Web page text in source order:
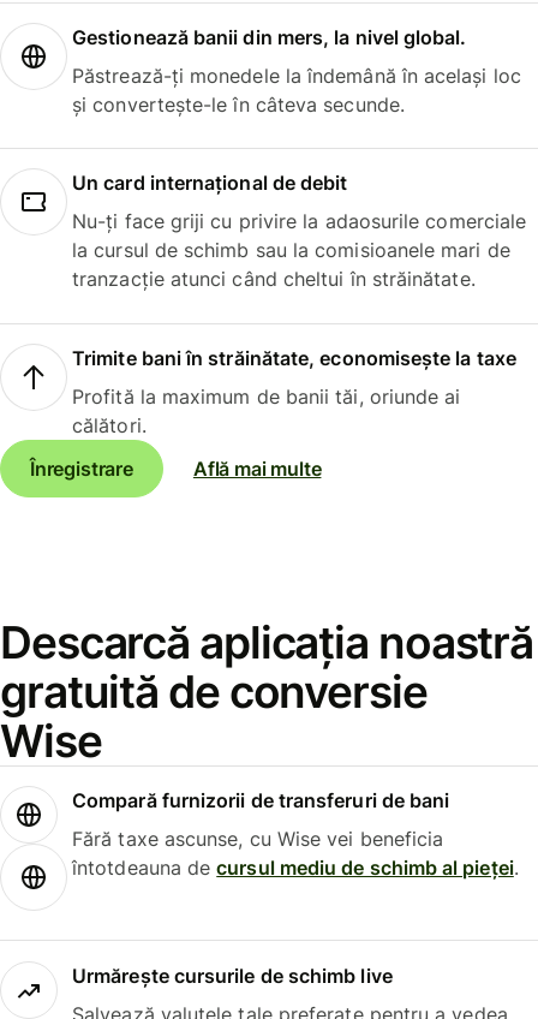
Gestionează banii din mers, la nivel global.
Păstrează-ți monedele la îndemână în același loc
și convertește-le în câteva secunde.
Un card internațional de debit
Nu-ți face griji cu privire la adaosurile comerciale
la cursul de schimb sau la comisioanele mari de
tranzacție atunci când cheltui în străinătate.
Trimite bani în străinătate, economisește la taxe
Profită la maximum de banii tăi, oriunde ai
călători.
Înregistrare
Află mai multe
Descarcă aplicația noastră
gratuită de conversie
Wise
Compară furnizorii de transferuri de bani
Fără taxe ascunse, cu Wise vei beneficia
întotdeauna decursul mediu de schimb al pieței.
Urmărește cursurile de schimb live
Salvează valutele tale preferate pentru a vedea